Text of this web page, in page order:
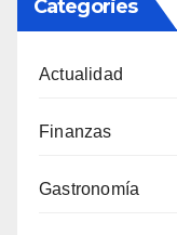
Categories
Actualidad
Finanzas
Gastronomía